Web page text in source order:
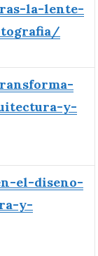
la-lente-
y-
el-diseno-
y-